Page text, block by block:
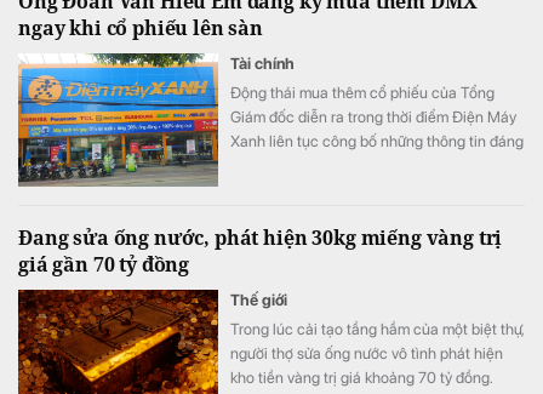
ngay khi cổ phiếu lên sàn
Tài chính
Động thái mua thêm cổ phiếu của Tổng
Giám đốc diễn ra trong thời điểm Điện Máy
Xanh liên tục công bố những thông tin đáng
Đang sửa ống nước, phát hiện 30kg miếng vàng trị
giá gần 70 tỷ đồng
Thế giới
Trong lúc cải tạo tầng hầm của một biệt thự,
người thợ sửa ống nước vô tình phát hiện
kho tiền vàng trị giá khoảng 70 tỷ đồng.